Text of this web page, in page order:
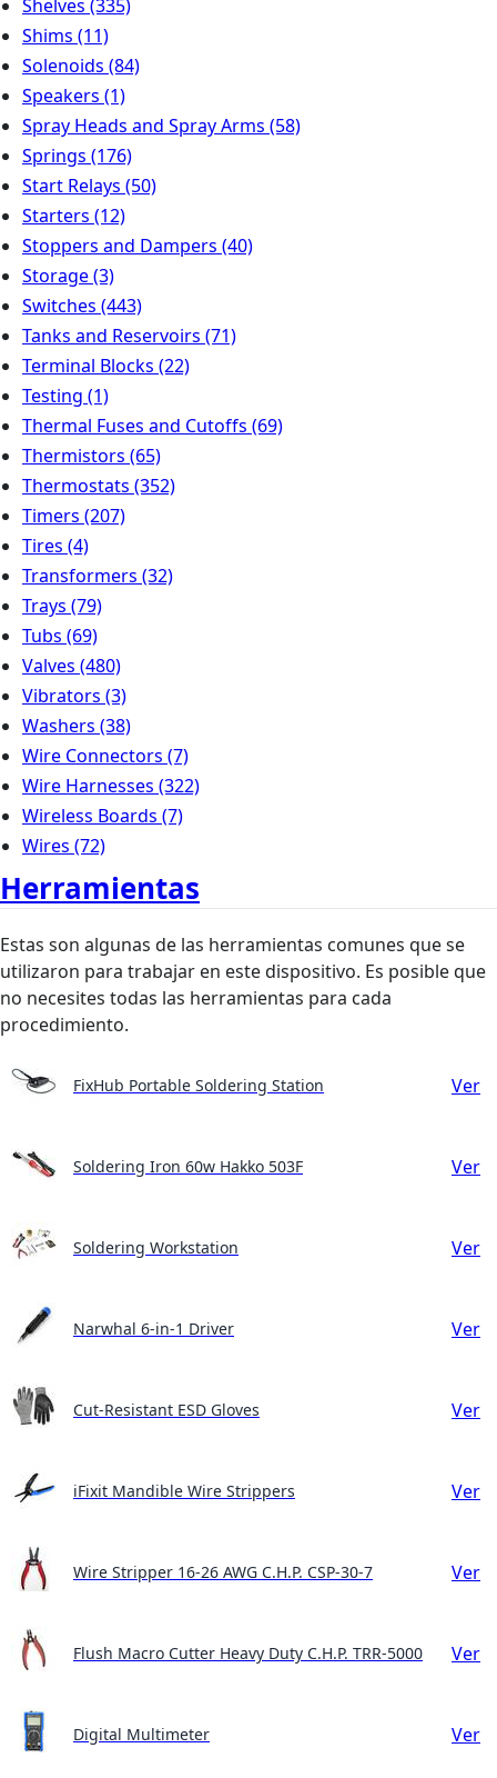
Shelves (335)
Shims (11)
Solenoids (84)
Speakers (1)
Spray Heads and Spray Arms (58)
Springs (176)
Start Relays (50)
Starters (12)
Stoppers and Dampers (40)
Storage(3)
Switches (443)
Tanks and Reservoirs (71)
Terminal Blocks (22)
Testing (1)
Thermal Fuses and Cutoffs (69)
Thermistors (65)
Thermostats (352)
Timers (207)
Tires (4)
Transformers (32)
Trays (79)
Tubs (69)
Valves (480)
Vibrators (3)
Washers (38)
Wire Connectors (7)
Wire Harnesses (322)
Wireless Boards (7)
Wires (72)
Herramientas
Estas son algunas de las herramientas comunes que se
utilizaron para trabajar en este dispositivo. Es posible que
no necesites todas las herramientas para cada
procedimiento.
FixHub Portable Soldering Station Ver
Soldering Iron 60w Hakko 503F Ver
Soldering Workstation Ver
Narwhal 6-in-1 Driver Ver
Cut-Resistant ESD Gloves Ver
iFixit Mandible Wire Strippers Ver
Wire Stripper 16-26 AWG C.H.P. CSP-30-7 Ver
Flush Macro Cutter Heavy Duty C.H.P. TRR-5000 Ver
Digital Multimeter Ver